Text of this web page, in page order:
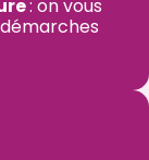
: on vous
démarches